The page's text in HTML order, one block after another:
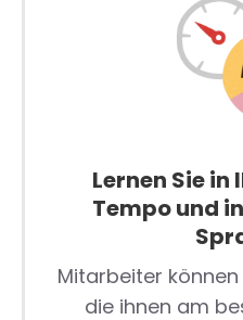
Lernen Sie in
Tempo und
Mitarbeiter können
die ihnen am